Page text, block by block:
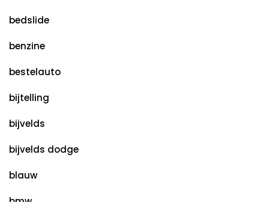
bedslide
benzine
bestelauto
bijtelling
bijvelds
bijvelds dodge
blauw